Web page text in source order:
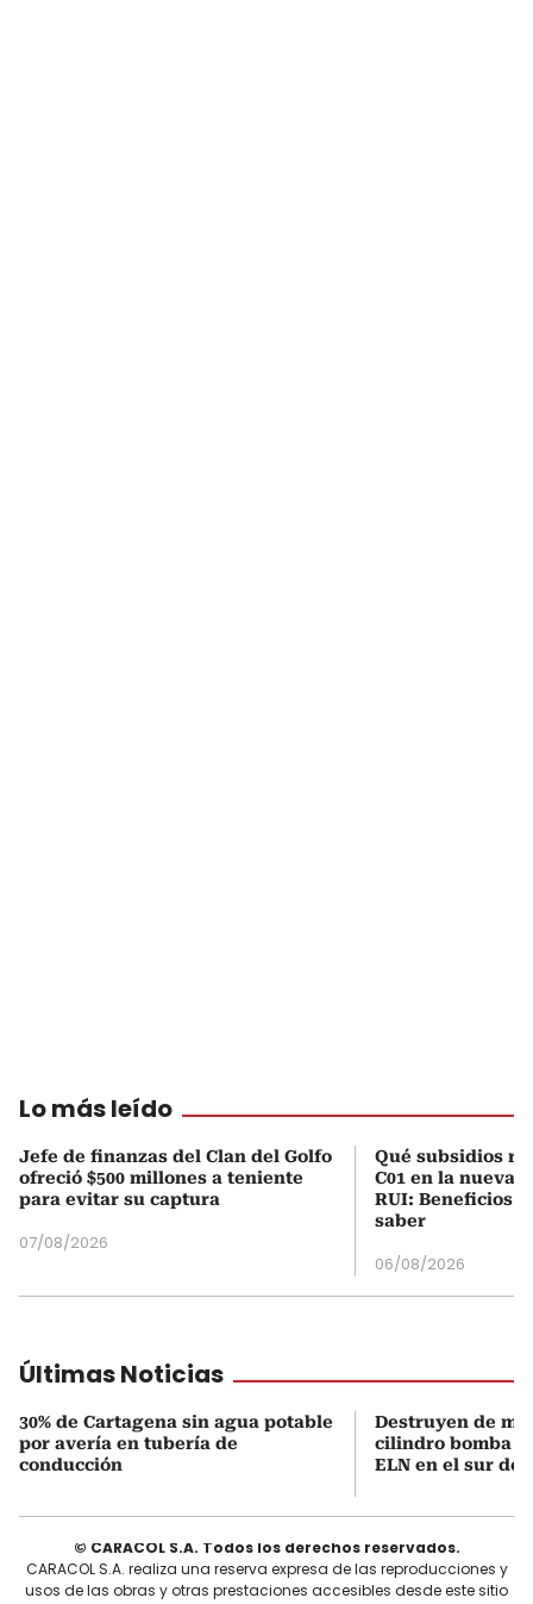
Lo más leído
Jefe de finanzas del Clan del Golfo
ofreció $500 millones a teniente
para evitar su captura
07/08/2026
Qué subsidios
C01 en la nueva
RUI: Beneficios
saber
06/08/2026
Últimas Noticias
30% de Cartagena sin agua potable
por avería en tubería de
conducción
Destruyen de
cilindro bomba
ELN en el sur de
© CARACOL S.A. Todos los derechos reservados.
CARACOL S.A. realiza una reserva expresa de las reproducciones y
usos de las obras y otras prestaciones accesibles desde este sitio